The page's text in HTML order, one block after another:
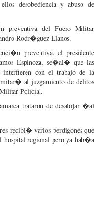
ellos desobedienciayabuso de
preventiva del Fuero Militar
Rodr�guez Llanos.
preventiva, elpresidente
Espinoza, se�al� que las
interfieren con el trabajode la
aljuzgamiento dedelitos
Militar Policial.
trataronde desalojar�al
recibi� varios perdigones que
hospital regional pero ya hab�a